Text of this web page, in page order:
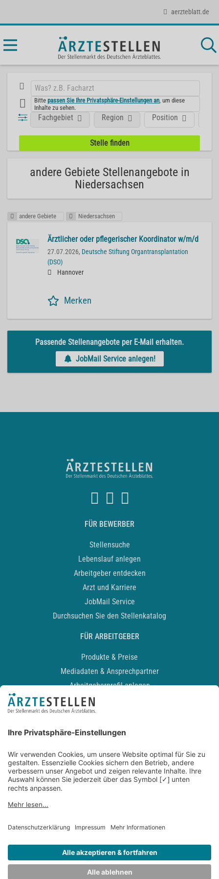
aerzteblatt.de
Bittepassen Sie Ihre Privatsphäre-Einstellungen an , um diese
Inhalte zu sehen.
Position
Fachgebiet Region
andere Gebiete Stellenangebote in
Niedersachsen
andere Gebiete Niedersachsen
Ärztlicher oder pflegerischer Koordinator w/m/d
27.07.2026, Deutsche Stiftung Organtransplantation
(DSO)
Hannover
Merken
Passende Stellenangebote per E-Mail erhalten.
JobMail Service anlegen!
FÜR BEWERBER
Stellensuche
Lebenslauf anlegen
Arbeitgeber entdecken
Arzt und Karriere
JobMail Service
Durchsuchen Sie den Stellenkatalog
FÜR ARBEITGEBER
Produkte & Preise
Mediadaten & Ansprechpartner
Arbeitgeberprofil anlegen
Recruiting-Podcast
Kontakt
Datenschutz
Newsletter